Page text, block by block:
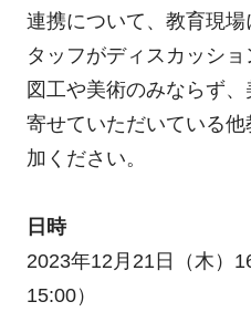
連携について、教育現
タッフがディスカッショ
図工や美術のみならず
寄せていただいている
加ください。
日時
2023年12月21日（木）
15:00）